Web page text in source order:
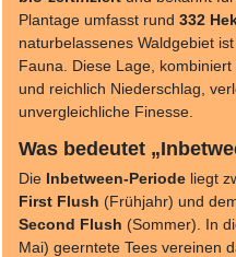
Plantage umfasst rund 332
naturbelassenes Waldgebiet
Fauna. Diese Lage,
und reichlich Niederschlag,
unvergleichliche Finesse.
Was bedeutet
Die Inbetween-Periode liegt
First Flush (Frühjahr) und
Second Flush (Sommer). In
Mai) geerntete Tees vereinen